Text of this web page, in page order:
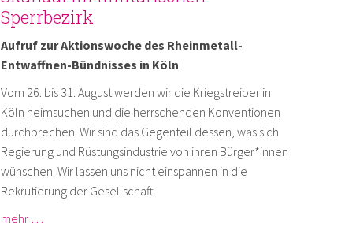
Sperrbezirk
Aufruf zur Aktionswoche des Rheinmetall-
Entwaffnen-Bündnisses in Köln
Vom 26. bis 31. August werden wir die Kriegstreiber in
Köln heimsuchen und die herrschenden Konventionen
durchbrechen. Wir sind das Gegenteil dessen, was sich
Regierung und Rüstungsindustrie von ihren Bürger*innen
wünschen. Wir lassen uns nicht einspannen in die
Rekrutierung der Gesellschaft.
mehr …